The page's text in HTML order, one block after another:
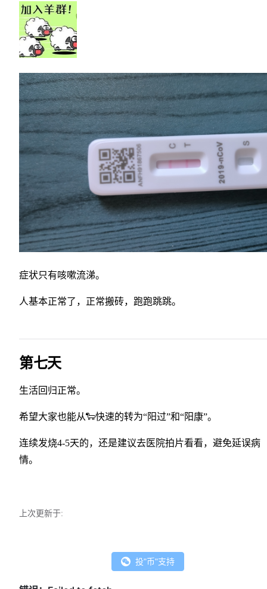
症状只有咳嗽流涕。
人基本正常了，正常搬砖，跑跑跳跳。
第七天
生活回归正常。
希望大家也能从🐑快速的转为“阳过”和“阳康”。
连续发烧4-5天的，还是建议去医院拍片看看，避免延误病
情。
上次更新于:
投"币"支持